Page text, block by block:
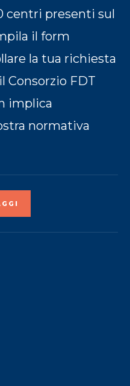
centri presenti sul
il form
la tua richiesta
Consorzio FDT
implica
normativa